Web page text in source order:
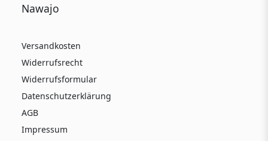
Nawajo
Versandkosten
Widerrufsrecht
Widerrufsformular
Datenschutzerklärung
AGB
Impressum